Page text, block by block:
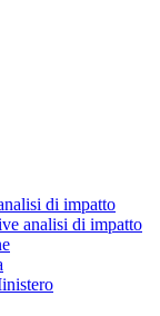
di impatto
analisi di impatto